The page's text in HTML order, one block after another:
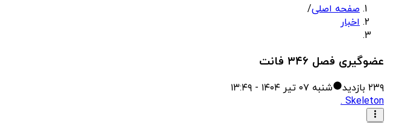
صفحه اصلی/
اخبار
عضوگیری فصل ۳۴۶ فانت
۲۳۹ بازدید
شنبه ۰۷ تیر ۱۴۰۴ - ۱۳:۴۹
‌Skeleton .